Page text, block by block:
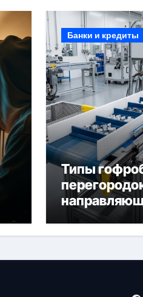
Банки и кредиты
Типы